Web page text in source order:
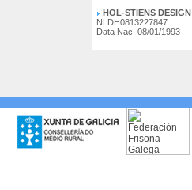
HOL-STIENS DESIGN
NLDH0813227847
Data Nac. 08/01/1993